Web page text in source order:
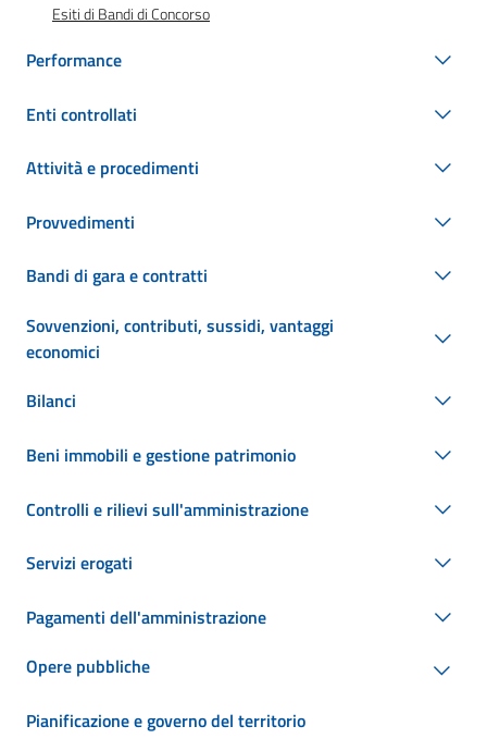
Esiti di Bandi di Concorso
Performance
Enti controllati
Attività e procedimenti
Provvedimenti
Bandi di gara e contratti
Sovvenzioni, contributi, sussidi, vantaggi
economici
Bilanci
Beni immobili e gestione patrimonio
Controlli e rilievi sull'amministrazione
Servizi erogati
Pagamenti dell'amministrazione
Opere pubbliche
Pianificazione e governo del territorio